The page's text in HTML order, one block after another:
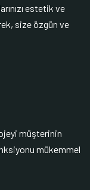
estetik ve
size özgün ve
müşterinin
mükemmel